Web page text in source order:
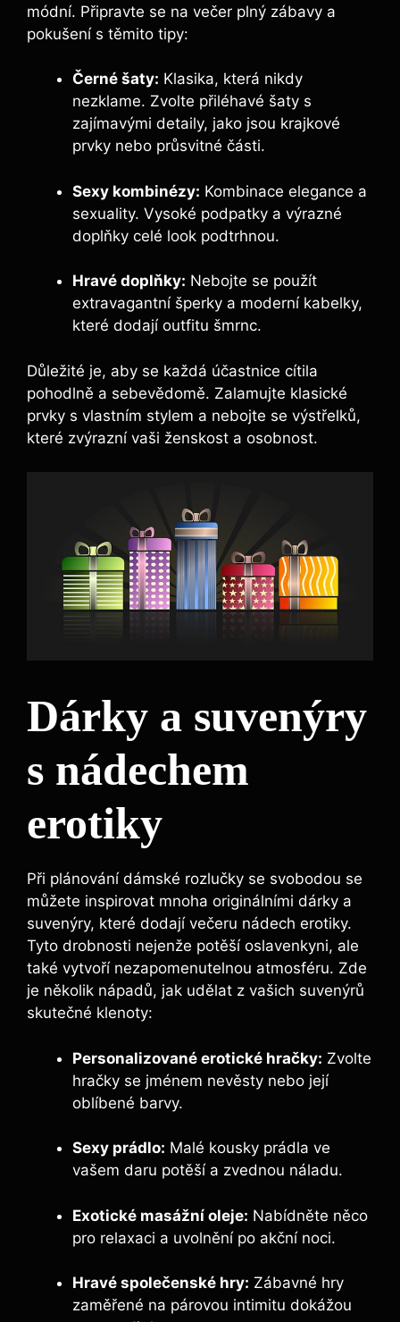
módní. Připravte se na večer plný zábavy a
pokušení s těmito tipy:
Černé šaty: Klasika, která nikdy
nezklame. Zvolte přiléhavé šaty s
zajímavými detaily, jako jsou krajkové
prvky nebo průsvitné části.
Sexy kombinézy: Kombinace elegance a
sexuality. Vysoké podpatky a výrazné
doplňky celé look podtrhnou.
Hravé doplňky: Nebojte se použít
extravagantní šperky a moderní kabelky,
které dodají outfitu šmrnc.
Důležité je, aby se každá účastnice cítila
pohodlně a sebevědomě. Zalamujte klasické
prvky s vlastním stylem a nebojte se výstřelků,
které zvýrazní vaši ženskost a osobnost.
Dárky a suvenýry
s nádechem
erotiky
Při plánování dámské rozlučky se svobodou se
můžete inspirovat mnoha originálními dárky a
suvenýry, které dodají večeru nádech erotiky.
Tyto drobnosti nejenže potěší oslavenkyni, ale
také vytvoří nezapomenutelnou atmosféru. Zde
je několik nápadů, jak udělat z vašich suvenýrů
skutečné klenoty:
Personalizované erotické hračky: Zvolte
hračky se jménem nevěsty nebo její
oblíbené barvy.
Sexy prádlo: Malé kousky prádla ve
vašem daru potěší a zvednou náladu.
Exotické masážní oleje: Nabídněte něco
pro relaxaci a uvolnění po akční noci.
Hravé společenské hry: Zábavné hry
zaměřené na párovou intimitu dokážou